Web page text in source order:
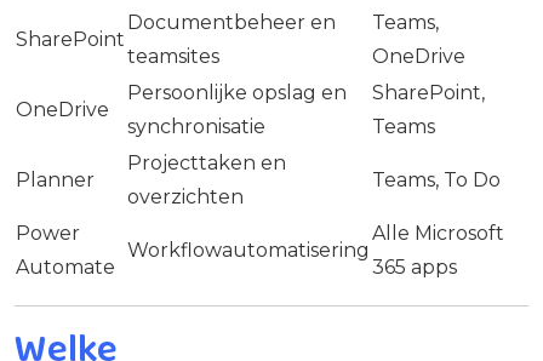
SharePoint
Documentbeheer en
teamsites
Teams,
OneDrive
OneDrive
Persoonlijke opslag en
synchronisatie
SharePoint,
Teams
Planner
Projecttaken en
overzichten
Teams, To Do
Power
Automate
Workflowautomatisering
Alle Microsoft
365 apps
Welke